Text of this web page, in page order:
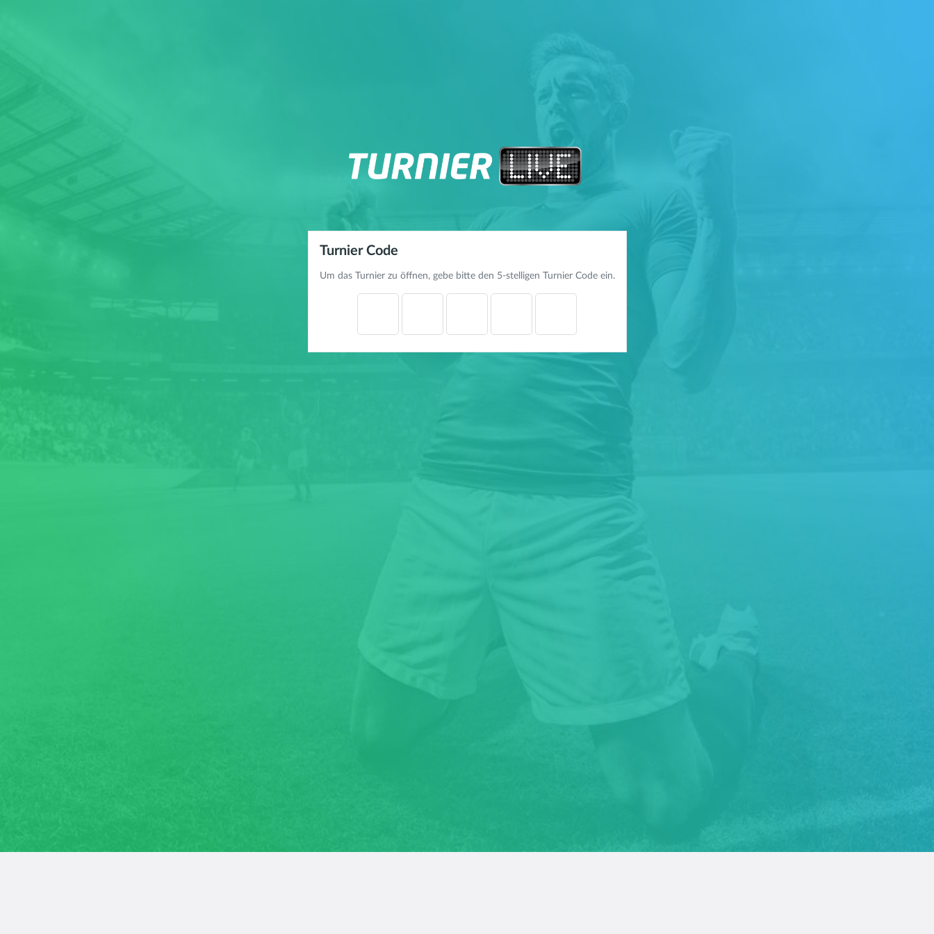
Turnier Code
Um das Turnier zu öffnen, gebe bitte den 5-stelligen Turnier Code ein.